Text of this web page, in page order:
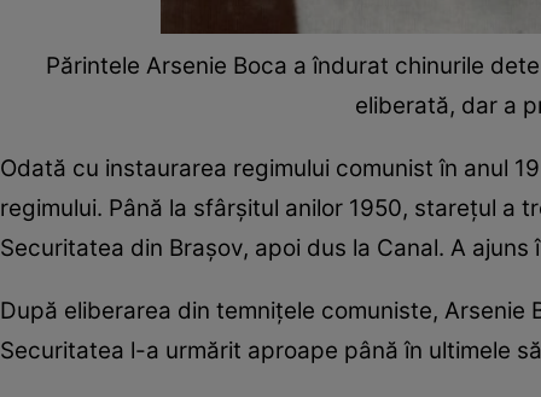
Părintele Arsenie Boca a îndurat chinurile
eliberată, dar a
Odată cu instaurarea regimului comunist în anul
regimului. Până la sfârşitul anilor 1950, stareţul a
Securitatea din Braşov, apoi dus la Canal. A
După eliberarea din temniţele comuniste,
Securitatea l-a urmărit aproape până în ultimele